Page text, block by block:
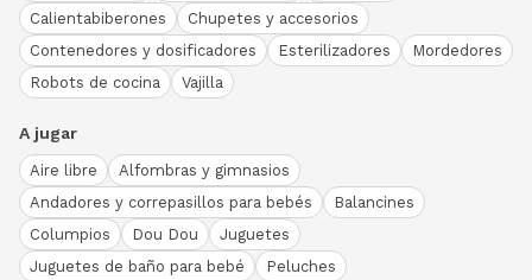
Calientabiberones
Chupetes y accesorios
Contenedores y dosificadores
Esterilizadores
Mordedores
Robots de cocina
Vajilla
A jugar
Aire libre
Alfombras y gimnasios
Andadores y correpasillos para bebés
Balancines
Columpios
Dou Dou
Juguetes
Juguetes de baño para bebé
Peluches